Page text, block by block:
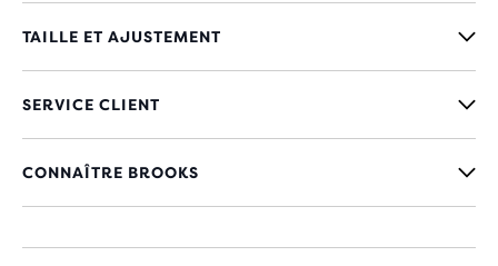
TAILLE ET AJUSTEMENT
SERVICE CLIENT
CONNAÎTRE BROOKS